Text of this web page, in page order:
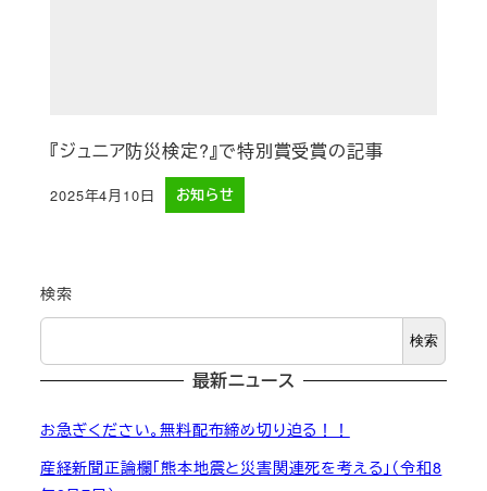
『ジュニア防災検定?』で特別賞受賞の記事
投稿日
2025年4月10日 お知らせ
検索
検索
最新ニュース
お急ぎください。無料配布締め切り迫る！！
産経新聞正論欄「熊本地震と災害関連死を考える」（令和8